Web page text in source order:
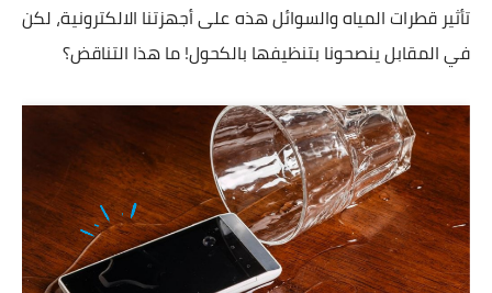
تأثير قطرات المياه والسوائل هذه على أجهزتنا الالكترونية، لكن
في المقابل ينصحونا بتنظيفها بالكحول! ما هذا التناقض؟